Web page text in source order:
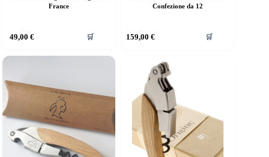
France
49,00 € 🛒
Confezione da 12
159,00€ 🛒